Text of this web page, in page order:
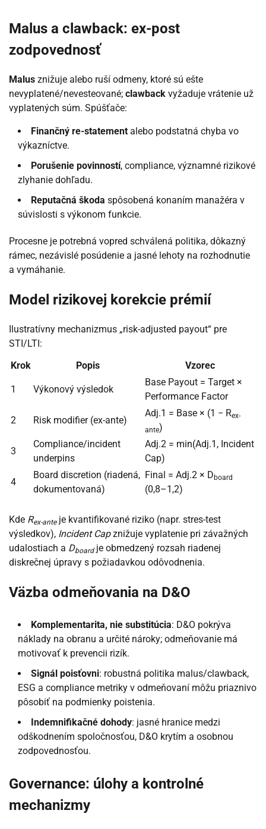
Malus a clawback: ex-post
zodpovednosť
Malus znižuje alebo ruší odmeny, ktoré sú ešte
nevyplatené/nevesteované; clawback vyžaduje vrátenie už
vyplatených súm. Spúšťače:
Finančný re-statement alebo podstatná chyba vo
výkazníctve.
Porušenie povinností, compliance, významné rizikové
zlyhanie dohľadu.
Reputačná škoda spôsobená konaním manažéra v
súvislosti s výkonom funkcie.
Procesne je potrebná vopred schválená politika, dôkazný
rámec, nezávislé posúdenie a jasné lehoty na rozhodnutie
a vymáhanie.
Model rizikovej korekcie prémií
Ilustratívny mechanizmus „risk-adjusted payout“ pre
STI/LTI:
Krok
Popis Vzorec
1 Výkonový výsledok
Base Payout = Target ×
Performance Factor
2 Risk modifier (ex-ante)
Adj.1 = Base × (1 − Rex-
ante)
3
Compliance/incident
underpins
Adj.2 = min(Adj.1, Incident
Cap)
4
Board discretion (riadená,
dokumentovaná)
Final = Adj.2 × Dboard
(0,8–1,2)
Kde Rex-anteje kvantifikované riziko (napr. stres-test
výsledkov), Incident Capznižuje vyplatenie pri závažných
udalostiach a Dboardje obmedzený rozsah riadenej
diskrečnej úpravy s požiadavkou odôvodnenia.
Väzba odmeňovania na D&O
Komplementarita, nie substitúcia: D&O pokrýva
náklady na obranu a určité nároky; odmeňovanie má
motivovať k prevencii rizík.
Signál poisťovni: robustná politika malus/clawback,
ESG a compliance metriky v odmeňovaní môžu priaznivo
pôsobiť na podmienky poistenia.
Indemnifikačné dohody: jasné hranice medzi
odškodnením spoločnosťou, D&O krytím a osobnou
zodpovednosťou.
Governance: úlohy a kontrolné
mechanizmy